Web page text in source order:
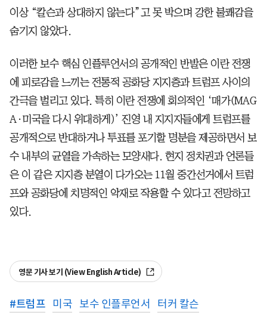
이상 “칼슨과 상대하지 않는다”고 못 박으며 강한 불쾌감을
숨기지 않았다.
이러한 보수 핵심 인플루언서의 공개적인 반발은 이란 전쟁
에 피로감을 느끼는 전통적 공화당 지지층과 트럼프 사이의
간극을 벌리고 있다. 특히 이란 전쟁에 회의적인 ‘매가(MAG
A·미국을 다시 위대하게)’ 진영 내 지지자들에게 트럼프를
공개적으로 반대하거나 투표를 포기할 명분을 제공하면서 보
수 내부의 균열을 가속하는 모양새다. 현지 정치권과 언론들
은 이 같은 지지층 분열이 다가오는 11월 중간선거에서 트럼
프와 공화당에 치명적인 악재로 작용할 수 있다고 전망하고
있다.
영문 기사 보기 (View English Article)
#트럼프 미국 보수 인플루언서 터커 칼슨